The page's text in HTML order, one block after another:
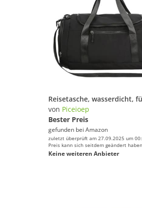
von Piceioep
Bester Preis
gefunden bei Amazon
zuletzt überprüft am 27.09.2025 um
Preis kann sich seitdem geändert
Keine weiteren Anbieter